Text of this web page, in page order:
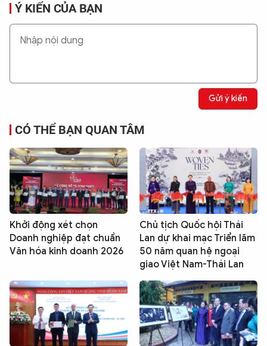
Ý KIẾN CỦA BẠN
Gửi ý kiến
CÓ THỂ BẠN QUAN TÂM
Khởi động xét chọn
Doanh nghiệp đạt chuẩn
Văn hóa kinh doanh 2026
Chủ tịch Quốc hội Thái
Lan dự khai mạc Triển lãm
50 năm quan hệ ngoại
giao Việt Nam-Thái Lan